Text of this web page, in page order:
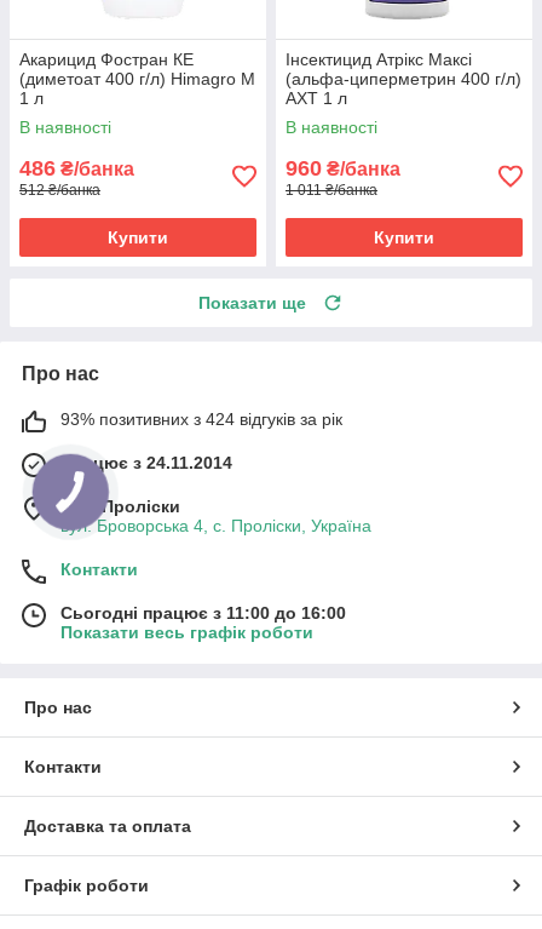
Акарицид Фостран КЕ
(диметоат 400 г/л) Himagro M
1 л
В наявності
486 ₴/банка
512 ₴/банка
Купити
Інсектицид Атрікс Максі
(альфа-циперметрин 400 г/л)
АХТ 1 л
В наявності
960 ₴/банка
1 011 ₴/банка
Купити
Показати ще
Про нас
93% позитивних з 424 відгуків за рік
Працює з 24.11.2014
м. с. Проліски
вул. Броворська 4, с. Проліски, Україна
Контакти
Сьогодні працює з 11:00 до 16:00
Показати весь графік роботи
Про нас
Контакти
Доставка та оплата
Графік роботи